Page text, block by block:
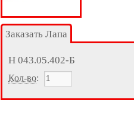
Заказать Лапа
Н 043.05.402-Б
Кол-во: